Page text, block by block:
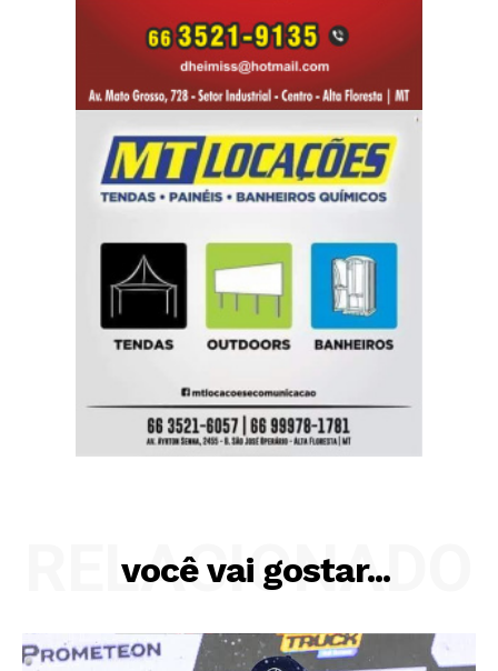
você vai gostar...
RELACIONADO